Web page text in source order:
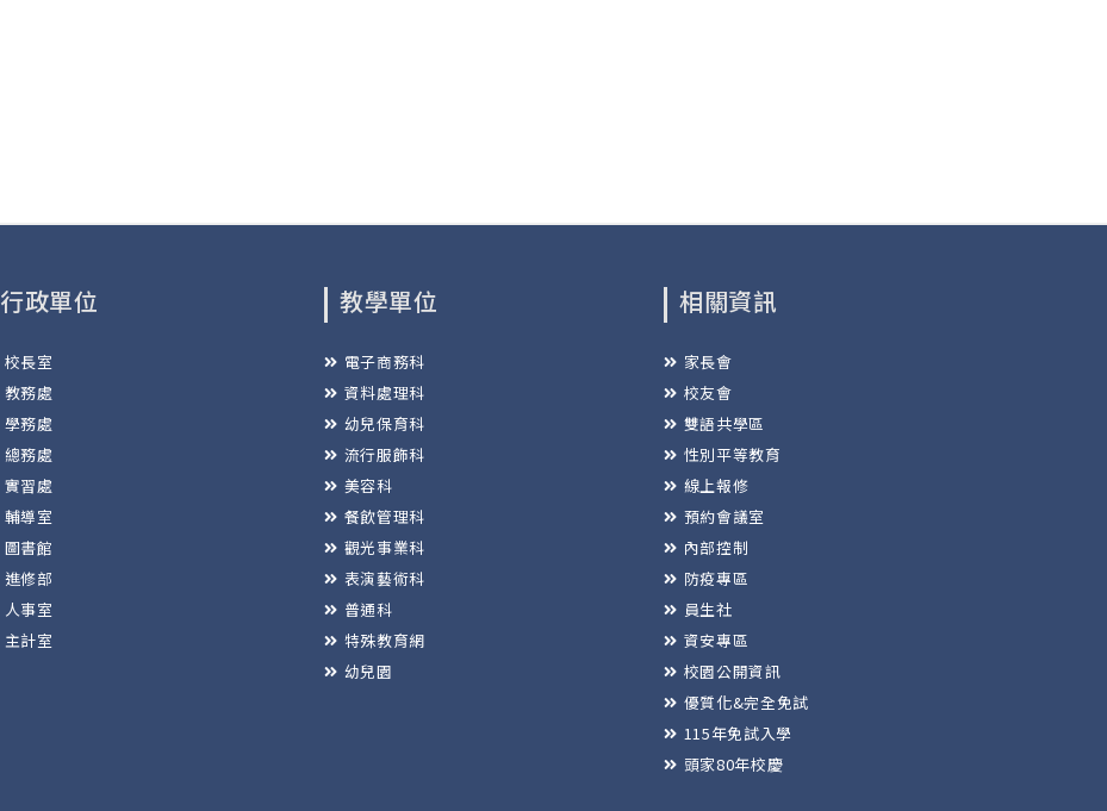
行政單位
校長室
教務處
學務處
總務處
實習處
輔導室
圖書館
進修部
人事室
主計室
教學單位
電子商務科
資料處理科
幼兒保育科
流行服飾科
美容科
餐飲管理科
觀光事業科
表演藝術科
普通科
特殊教育網
幼兒園
相關資訊
家長會
校友會
雙語共學區
性別平等教育
線上報修
預約會議室
內部控制
防疫專區
員生社
資安專區
校園公開資訊
優質化&完全免試
115年免試入學
頭家80年校慶